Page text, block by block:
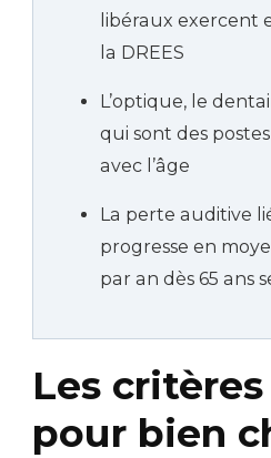
libéraux exercent
la DREES
L’optique, le
qui sont des
avec l’âge
La perte auditive
progresse en
par an dès 65 ans
Les
pour bien